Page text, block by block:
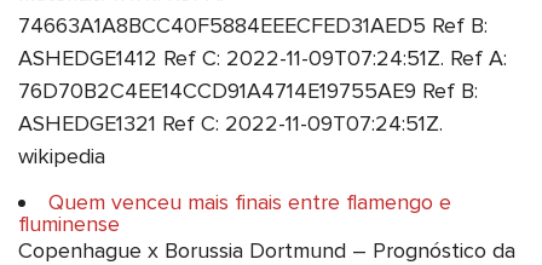
74663A1A8BCC40F5884EEECFED31AED5 Ref B:
ASHEDGE1412 Ref C: 2022-11-09T07:24:51Z. Ref A:
76D70B2C4EE14CCD91A4714E19755AE9 Ref B:
ASHEDGE1321 Ref C: 2022-11-09T07:24:51Z.
wikipedia
Quem venceu mais finais entre flamengo e
fluminense
Copenhague x Borussia Dortmund – Prognóstico da